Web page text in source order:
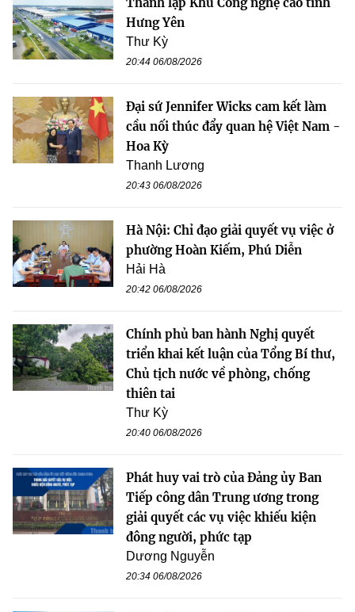
Hưng Yên
Thư Kỳ
20:44 06/08/2026
Đại sứ Jennifer Wicks cam kết làm
cầu nối thúc đẩy quan hệ Việt Nam -
Hoa Kỳ
Thanh Lương
20:43 06/08/2026
Hà Nội: Chỉ đạo giải quyết vụ việc ở
phường Hoàn Kiếm, Phú Diễn
Hải Hà
20:42 06/08/2026
Chính phủ ban hành Nghị quyết
triển khai kết luận của Tổng Bí thư,
Chủ tịch nước về phòng, chống
thiên tai
Thư Kỳ
20:40 06/08/2026
Phát huy vai trò của Đảng ủy Ban
Tiếp công dân Trung ương trong
giải quyết các vụ việc khiếu kiện
đông người, phức tạp
Dương Nguyễn
20:34 06/08/2026